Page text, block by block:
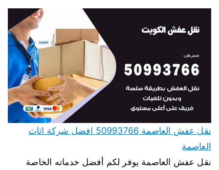
نقل عفش العاصمة 50993766 افضل شركة اثاث
العاصمة
نقل عفش العاصمة يوفر لكم أفضل خدماته الخاصة